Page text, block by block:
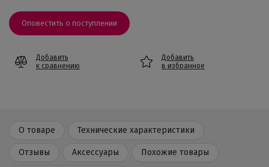
Оповестить о поступлении
Добавить
к сравнению
Добавить
в избранное
О товаре Технические характеристики
Отзывы Аксессуары Похожие товары